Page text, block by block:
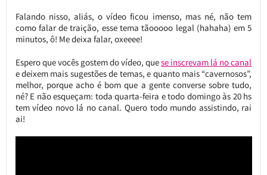
Falando nisso, aliás, o vídeo ficou imenso, mas né, não tem
como falar de traição, esse tema tãooooo legal (hahaha) em 5
minutos, ô! Me deixa falar, oxeeee!
Espero que vocês gostem do vídeo, quese inscrevam lá no canal
e deixem mais sugestões de temas, e quanto mais “cavernosos”,
melhor, porque acho é bom que a gente converse sobre tudo,
né? E não esqueçam: toda quarta-feira e todo domingo às 20 hs
tem vídeo novo lá no canal. Quero todo mundo assistindo, rai
ai!